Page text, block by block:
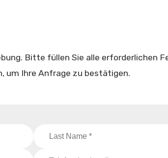
Bitte füllen Sie alle erforderlichen
um Ihre Anfrage zu bestätigen.